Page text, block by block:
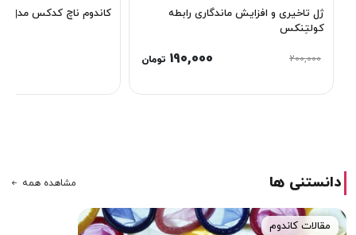
ژل تاخیری و افزایش ماندگاری رابطه
کولتِنکس
200,000
190,000 تومان
کاندوم ناچ کدکس مدل Zero
دانستنی ها مشاهده همه
مقالات کاندوم